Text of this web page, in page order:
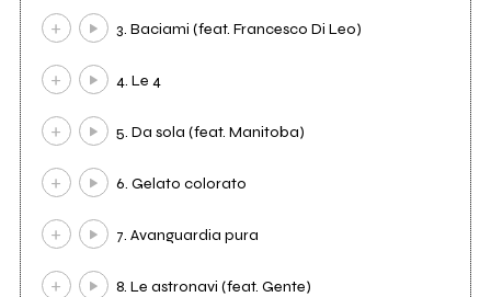
3. Baciami (feat. Francesco Di Leo)
4. Le 4
5. Da sola (feat. Manitoba)
6. Gelato colorato
7. Avanguardia pura
8. Le astronavi (feat. Gente)